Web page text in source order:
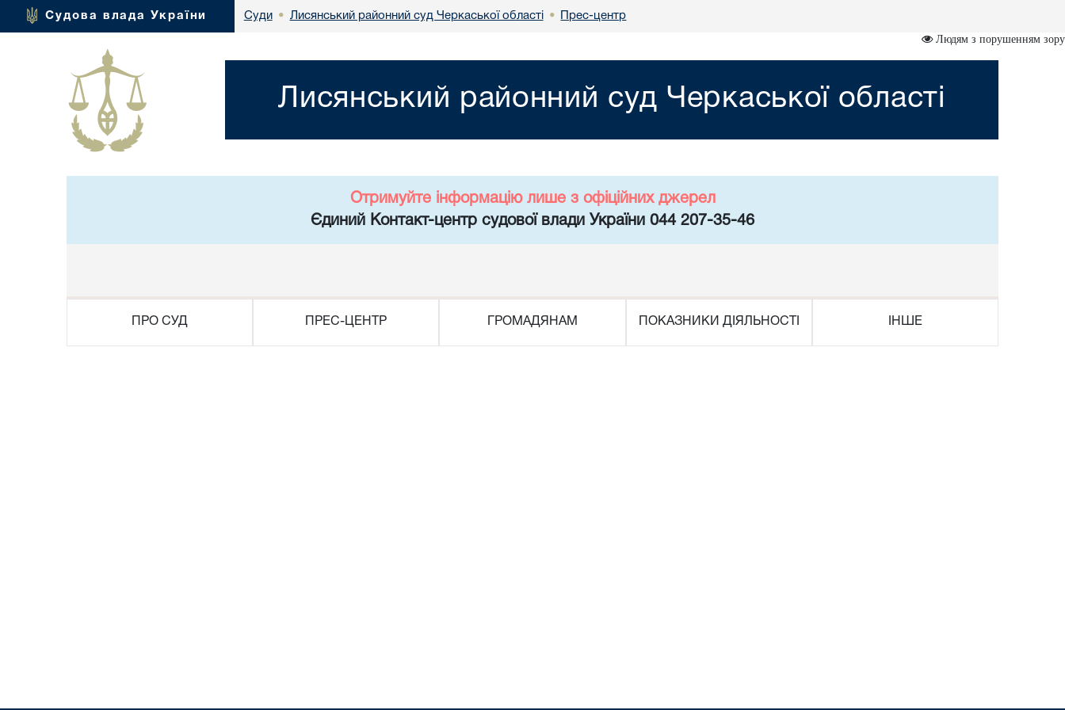
Судова влада України Суди • Лисянський районний суд Черкаської області • Прес-центр
Людям з порушенням зору
Лисянський районний суд Черкаської області
Отримуйте інформацію лише з офіційних джерел
Єдиний Контакт-центр судової влади України 044 207-35-46
ПРО СУД ПРЕС-ЦЕНТР ГРОМАДЯНАМ ПОКАЗНИКИ ДІЯЛЬНОСТІ ІНШЕ